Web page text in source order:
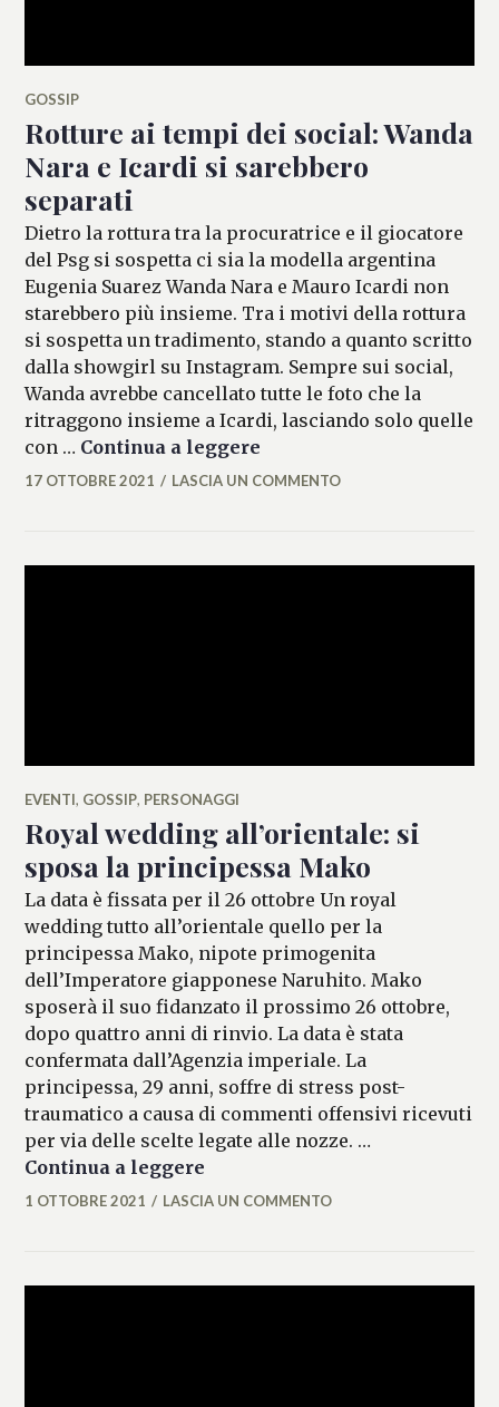
GOSSIP
Rotture ai tempi dei social: Wanda
Nara e Icardi si sarebbero
separati
Dietro la rottura tra la procuratrice e il giocatore
del Psg si sospetta ci sia la modella argentina
Eugenia Suarez Wanda Nara e Mauro Icardi non
starebbero più insieme. Tra i motivi della rottura
si sospetta un tradimento, stando a quanto scritto
dalla showgirl su Instagram. Sempre sui social,
Wanda avrebbe cancellato tutte le foto che la
ritraggono insieme a Icardi, lasciando solo quelle
con … Continua a leggere
ALESSIA
17 OTTOBRE 2021 LASCIA UN COMMENTO
EVENTI, GOSSIP, PERSONAGGI
Royal wedding all’orientale: si
sposa la principessa Mako
La data è fissata per il 26 ottobre Un royal
wedding tutto all’orientale quello per la
principessa Mako, nipote primogenita
dell’Imperatore giapponese Naruhito. Mako
sposerà il suo fidanzato il prossimo 26 ottobre,
dopo quattro anni di rinvio. La data è stata
confermata dall’Agenzia imperiale. La
principessa, 29 anni, soffre di stress post-
traumatico a causa di commenti offensivi ricevuti
per via delle scelte legate alle nozze. …
Continua a leggere
MICAELA
1 OTTOBRE 2021 LASCIA UN COMMENTO